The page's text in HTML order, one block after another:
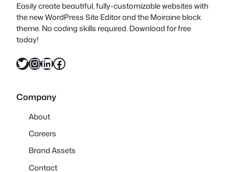
Easily create beautiful, fully-customizable websites with
the new WordPress Site Editor and the Moiraine block
theme. No coding skills required. Download for free
today!
X InstagramLinkedIn Facebook
Company
About
Careers
Brand Assets
Contact